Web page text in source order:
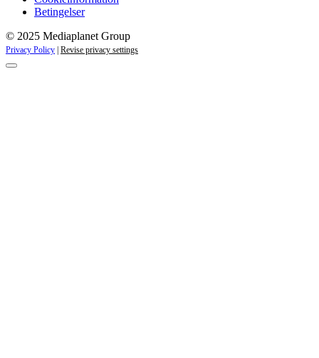
Betingelser
© 2025 Mediaplanet Group
Privacy Policy | Revise privacy settings